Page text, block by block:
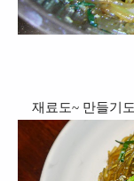
재료도~ 만들기